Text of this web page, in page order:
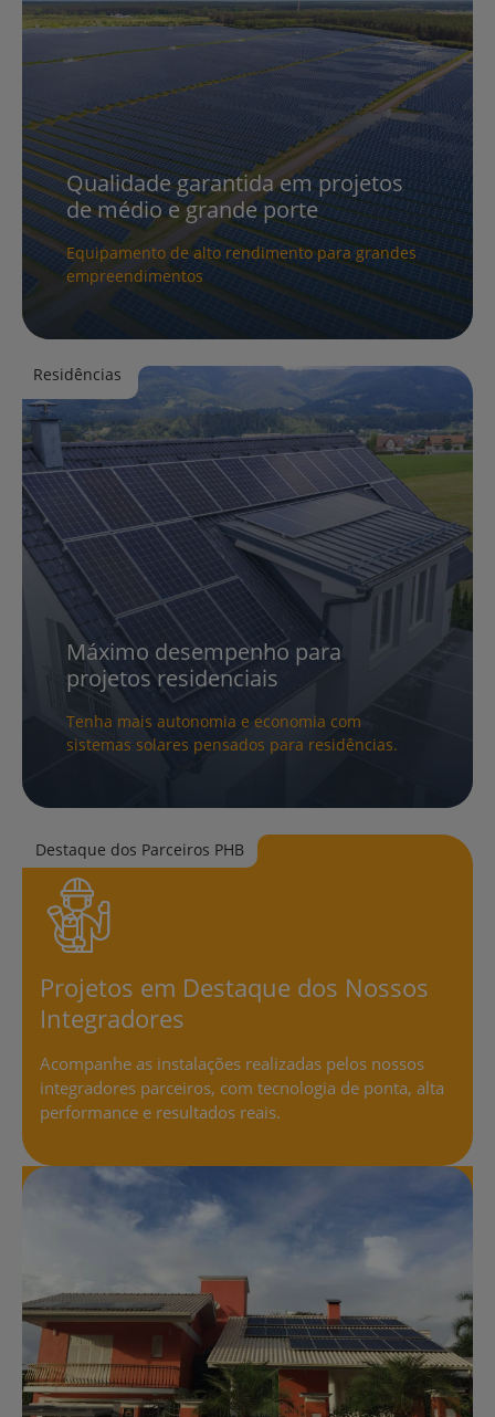
Qualidade garantida em projetos
de médio e grande porte
Equipamento de alto rendimento para grandes
empreendimentos
Máximo desempenho para
projetos residenciais
Tenha mais autonomia e economia com
sistemas solares pensados para residências.
Residências
Projetos em Destaque dos Nossos
Integradores
Acompanhe as instalações realizadas pelos nossos
integradores parceiros, com tecnologia de ponta, alta
performance e resultados reais.
Destaque dos Parceiros PHB